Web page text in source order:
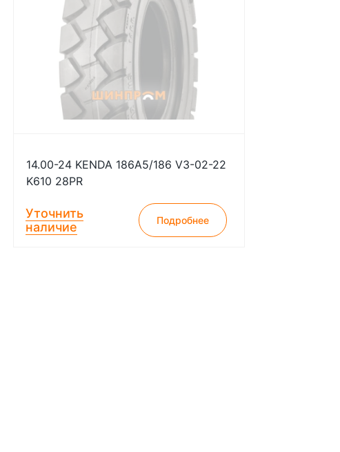
14.00-24 KENDA 186A5/186 V3-02-22
K610 28PR
Уточнить
наличие
Подробнее